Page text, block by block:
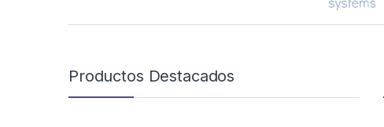
Productos Destacados